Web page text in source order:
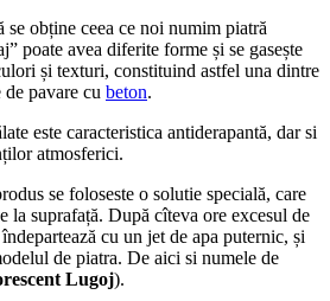
obține ceea ce noi numim piatră
poate avea diferite forme și se gasește
și texturi, constituind astfel una dintre
pavare cu beton.
este caracteristica antiderapantă, dar si
atmosferici.
se foloseste o solutie specială, care
la suprafață. După cîteva ore excesul de
cu un jet de apa puternic, și
de piatra. De aici si numele de
Lugoj).